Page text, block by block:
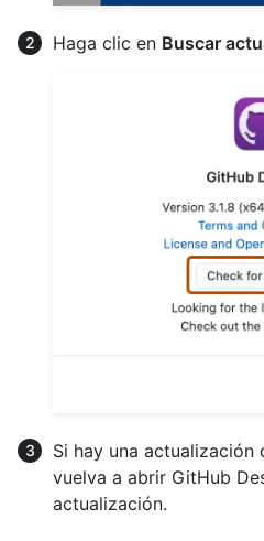
Haga clic en Buscar
Si hay una actualización
vuelva a abrir GitHub
actualización.